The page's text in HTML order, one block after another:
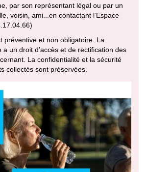
par son représentant légal ou par un
voisin, ami...en contactant l’Espace
préventive et non obligatoire. La
a un droit d’accès et de rectification des
La confidentialité et la sécurité
collectés sont préservées.